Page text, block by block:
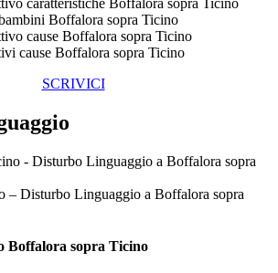
caratteristiche Boffalora sopra Ticino
Boffalora sopra Ticino
cause Boffalora sopra Ticino
cause Boffalora sopra Ticino
SCRIVICI
– Disturbo Linguaggio a Boffalora sopra
Boffalora sopra Ticino